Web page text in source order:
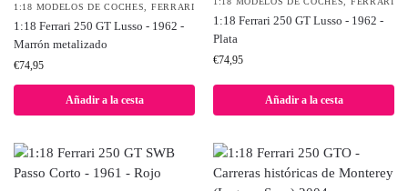
1:18 MODELOS DE COCHES, FERRARI
1:18 Ferrari 250 GT Lusso - 1962 -
Marrón metalizado
€74,95
Añadir a la cesta
1:18 Ferrari 250 GT Lusso - 1962 -
Plata
€74,95
Añadir a la cesta